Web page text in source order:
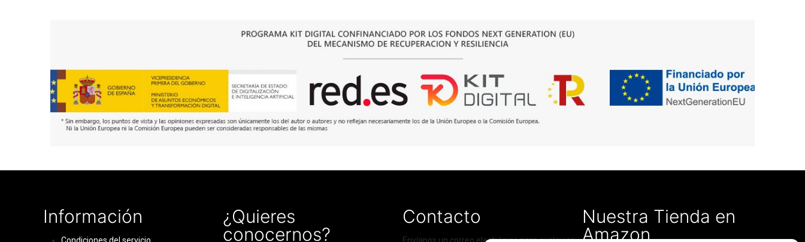
€35.00
hasta
€50.00
Información
¿Quieres
conocernos?
Contacto
Nuestra Tienda en
Amazon